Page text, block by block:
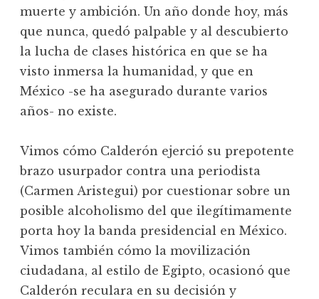
muerte y ambición. Un año donde hoy, más
que nunca, quedó palpable y al descubierto
la lucha de clases histórica en que se ha
visto inmersa la humanidad, y que en
México -se ha asegurado durante varios
años- no existe.
Vimos cómo Calderón ejerció su prepotente
brazo usurpador contra una periodista
(Carmen Aristegui) por cuestionar sobre un
posible alcoholismo del que ilegítimamente
porta hoy la banda presidencial en México.
Vimos también cómo la movilización
ciudadana, al estilo de Egipto, ocasionó que
Calderón reculara en su decisión y